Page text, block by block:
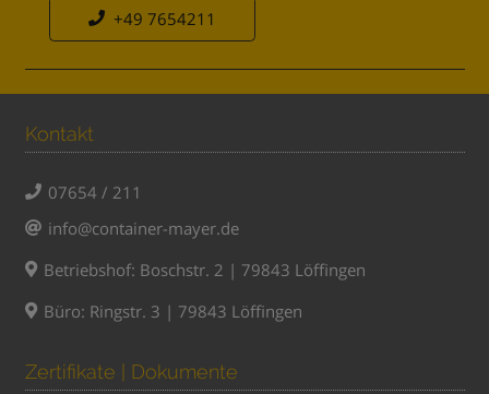
+49 7654211
Kontakt
07654 / 211
info@container-mayer.de
Betriebshof: Boschstr. 2 | 79843 Löffingen
Büro: Ringstr. 3 | 79843 Löffingen
Zertifikate | Dokumente